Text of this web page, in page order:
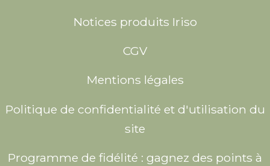
Notices produits Iriso
CGV
Mentions légales
Politique de confidentialité et d'utilisation du
site
Programme de fidélité : gagnez des points à